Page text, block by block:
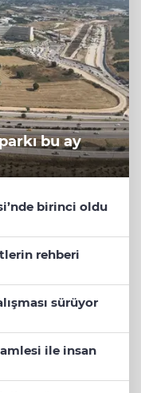
bu ay
birinci oldu
rehberi
sürüyor
ile insan